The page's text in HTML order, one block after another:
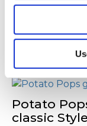
Potato
Potato
classic